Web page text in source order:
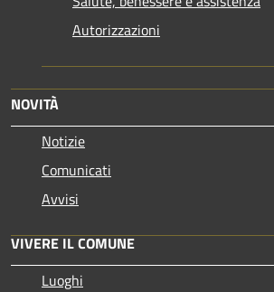
Autorizzazioni
NOVITÀ
Notizie
Comunicati
Avvisi
VIVERE IL COMUNE
Luoghi